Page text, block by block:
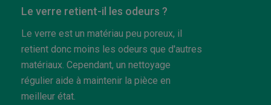
Le verre retient-il les odeurs ?
Le verre est un matériau peu poreux, il
retient donc moins les odeurs que d'autres
matériaux. Cependant, un nettoyage
régulier aide à maintenir la pièce en
meilleur état.